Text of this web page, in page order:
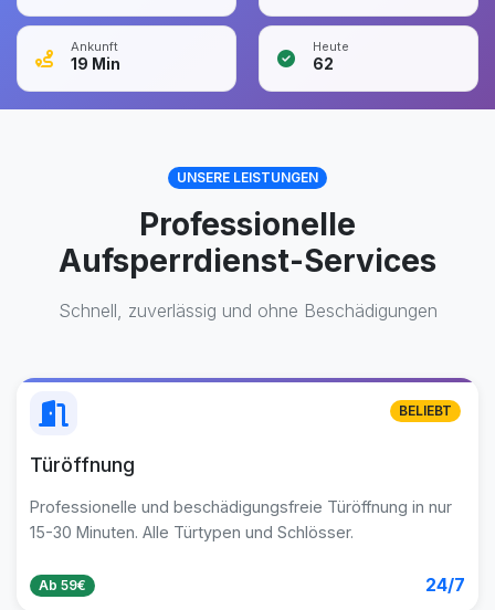
Ankunft
19 Min
Heute
62
UNSERE LEISTUNGEN
Professionelle
Aufsperrdienst-Services
Schnell, zuverlässig und ohne Beschädigungen
Türöffnung
Professionelle und beschädigungsfreie Türöffnung in nur
15-30 Minuten. Alle Türtypen und Schlösser.
Ab 59€ 24/7
BELIEBT